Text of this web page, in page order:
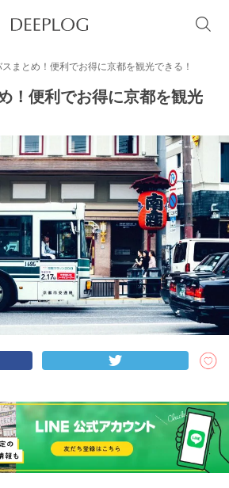
まとめ！便利でお得に京都を観光できる！
！便利でお得に京都を観光